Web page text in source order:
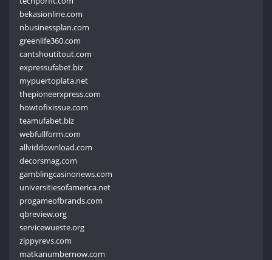
bekasionline.com
nbusinessplan.com
greenlife360.com
cantshoutitout.com
expressufabet.biz
mypuertoplata.net
thepioneerxpress.com
howtofixissue.com
teamufabet.biz
webfullform.com
allviddownload.com
decorsmag.com
gamblingcasinonews.com
universitiesofamerica.net
progameofbrands.com
qbreview.org
servicewueste.org
zippyrevs.com
matkanumbernow.com